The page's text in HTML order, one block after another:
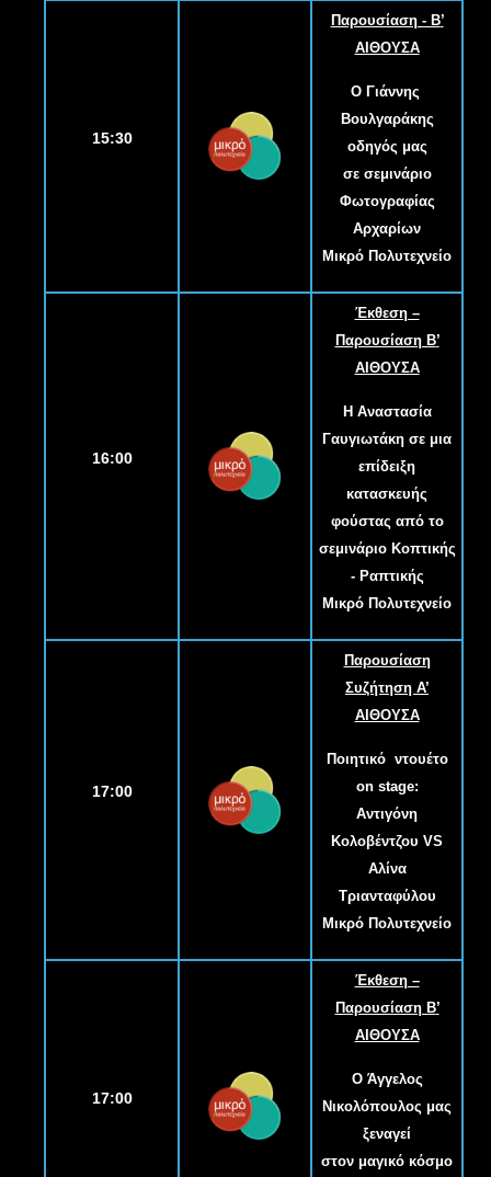
15:30
Παρουσίαση - Β’
ΑΙΘΟΥΣΑ
Ο Γιάννης
Βουλγαράκης
οδηγός μας
σε σεμινάριο
Φωτογραφίας
Αρχαρίων
Μικρό Πολυτεχνείο
16:00
Έκθεση –
Παρουσίαση Β’
ΑΙΘΟΥΣΑ
Η Αναστασία
Γαυγιωτάκη σε μια
επίδειξη
κατασκευής
φούστας από το
σεμινάριο Κοπτικής
- Ραπτικής
Μικρό Πολυτεχνείο
17:00
Παρουσίαση
Συζήτηση Α’
ΑΙΘΟΥΣΑ
Ποιητικό ντουέτο
on stage:
Αντιγόνη
Κολοβέντζου VS
Αλίνα
Τριανταφύλου
Μικρό Πολυτεχνείο
17:00
Έκθεση –
Παρουσίαση Β’
ΑΙΘΟΥΣΑ
Ο Άγγελος
Νικολόπουλος μας
ξεναγεί
στον μαγικό κόσμο